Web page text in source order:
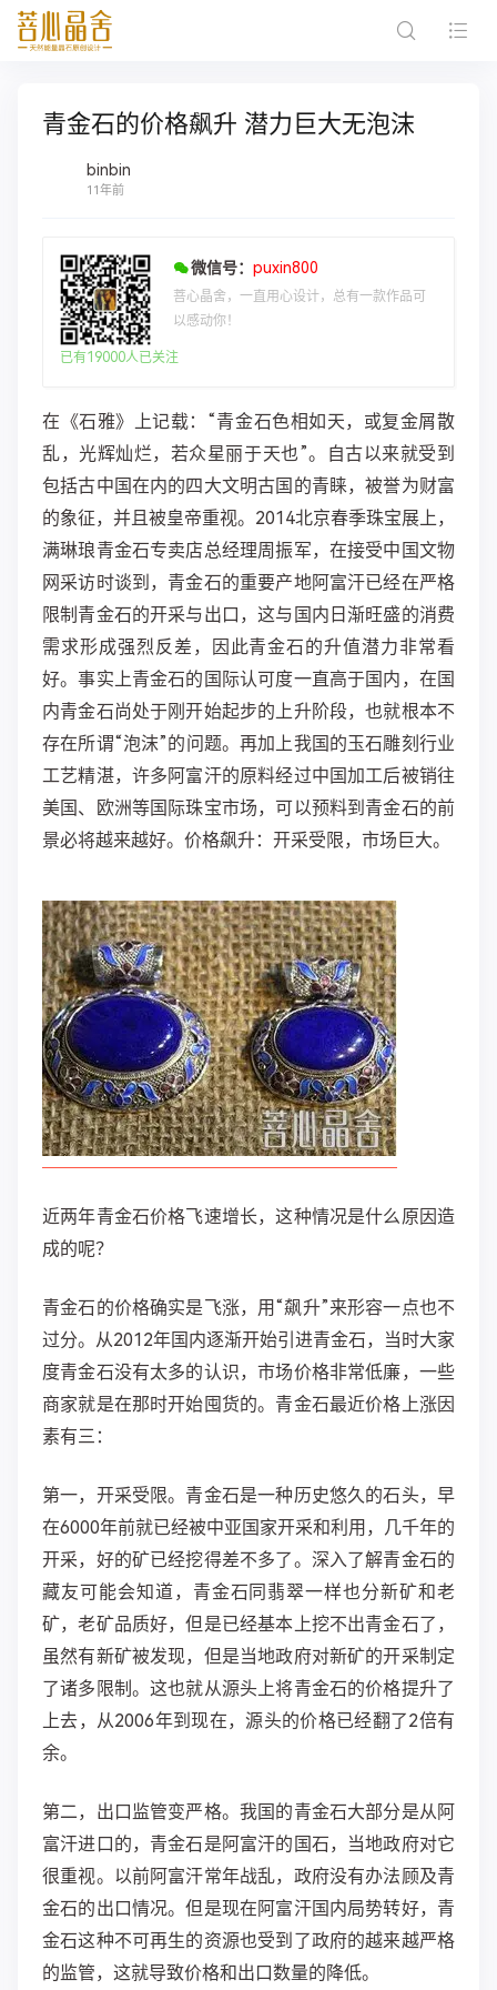
青金石的价格飙升 潜力巨大无泡沫
binbin
11年前
微信号： puxin800
菩心晶舍，一直用心设计，总有一款作品可
以感动你！
已有19000人已关注
在《石雅》上记载：“青金石色相如天，或复金屑散
乱，光辉灿烂，若众星丽于天也”。自古以来就受到
包括古中国在内的四大文明古国的青睐，被誉为财富
的象征，并且被皇帝重视。2014北京春季珠宝展上，
满琳琅青金石专卖店总经理周振军，在接受中国文物
网采访时谈到，青金石的重要产地阿富汗已经在严格
限制青金石的开采与出口，这与国内日渐旺盛的消费
需求形成强烈反差，因此青金石的升值潜力非常看
好。事实上青金石的国际认可度一直高于国内，在国
内青金石尚处于刚开始起步的上升阶段，也就根本不
存在所谓“泡沫”的问题。再加上我国的玉石雕刻行业
工艺精湛，许多阿富汗的原料经过中国加工后被销往
美国、欧洲等国际珠宝市场，可以预料到青金石的前
景必将越来越好。价格飙升：开采受限，市场巨大。
近两年青金石价格飞速增长，这种情况是什么原因造
成的呢？
青金石的价格确实是飞涨，用“飙升”来形容一点也不
过分。从2012年国内逐渐开始引进青金石，当时大家
度青金石没有太多的认识，市场价格非常低廉，一些
商家就是在那时开始囤货的。青金石最近价格上涨因
素有三：
第一，开采受限。青金石是一种历史悠久的石头，早
在6000年前就已经被中亚国家开采和利用，几千年的
开采，好的矿已经挖得差不多了。深入了解青金石的
藏友可能会知道，青金石同翡翠一样也分新矿和老
矿，老矿品质好，但是已经基本上挖不出青金石了，
虽然有新矿被发现，但是当地政府对新矿的开采制定
了诸多限制。这也就从源头上将青金石的价格提升了
上去，从2006年到现在，源头的价格已经翻了2倍有
余。
第二，出口监管变严格。我国的青金石大部分是从阿
富汗进口的，青金石是阿富汗的国石，当地政府对它
很重视。以前阿富汗常年战乱，政府没有办法顾及青
金石的出口情况。但是现在阿富汗国内局势转好，青
金石这种不可再生的资源也受到了政府的越来越严格
的监管，这就导致价格和出口数量的降低。